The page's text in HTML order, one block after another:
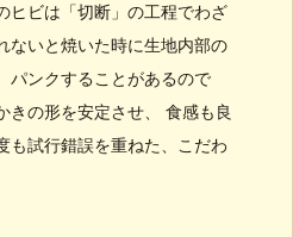
ヒビは「切断」の工程でわざ
ないと焼いた時に生地内部の
パンクすることがあるので
きの形を安定させ、 食感も良
も試行錯誤を重ねた、こだわ